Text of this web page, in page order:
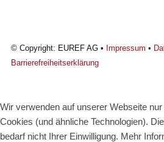
© Copyright: EUREF AG • Impressum •
Barrierefreiheitserklärung
Wir verwenden auf unserer Webseite
Cookies (und ähnliche Technologien).
bedarf nicht Ihrer Einwilligung. Mehr